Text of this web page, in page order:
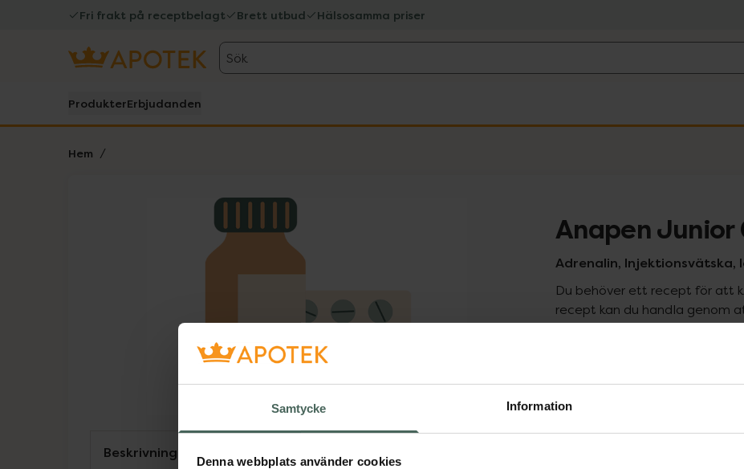
Samtycke Information
Denna webbplats använder cookies
Fri frakt på receptbelagt Brett utbud Hälsosamma priser
Sök
ProdukterErbjudanden
Hem
Lista: . Innehåller 1 objekt. Anapen Junior
Adrenalin, Injektionsvätska,
Du behöver ett recept för att
recept kan du handla genom
Pris
Beskrivning